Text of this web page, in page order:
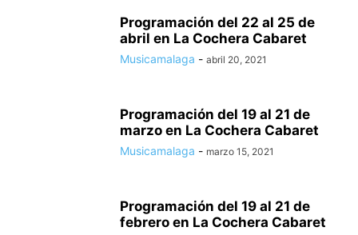
Programación del 22 al 25 de
abril en La Cochera Cabaret
Musicamalaga - abril 20, 2021
Programación del 19 al 21 de
marzo en La Cochera Cabaret
Musicamalaga - marzo 15, 2021
Programación del 19 al 21 de
febrero en La Cochera Cabaret